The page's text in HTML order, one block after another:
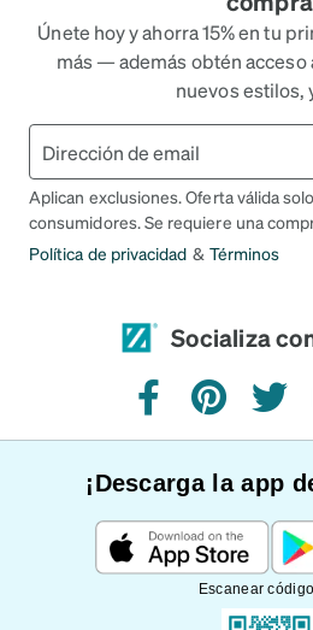
Únete hoy y ahorra 15% en tu
más — además obtén acceso
nuevos estilos,
Aplican exclusiones. Oferta válida
consumidores. Se requiere una
Política de privacidad & Términos
Socializa
FacebookPinterest
¡Descarga la app
Escanear